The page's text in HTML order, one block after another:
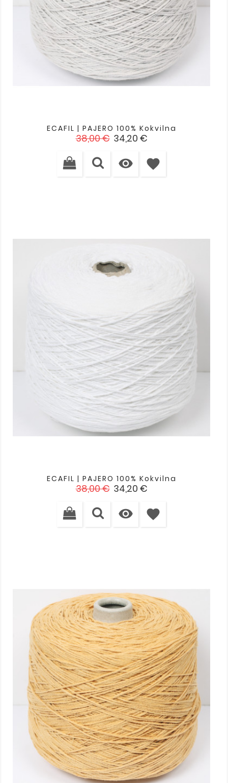
ECAFIL | PAJERO 100% Kokvilna
Standarta
38,00 € Cena
34,20 €
 favorite
ECAFIL | PAJERO 100% Kokvilna
Standarta
38,00 € Cena
34,20 €
 favorite